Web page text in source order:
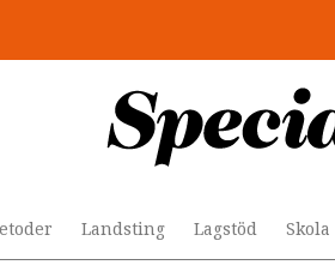
Landsting Lagstöd Skola
därför togs stödet bort”